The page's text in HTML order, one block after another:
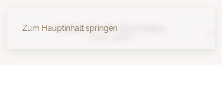
Zum Hauptinhalt springen